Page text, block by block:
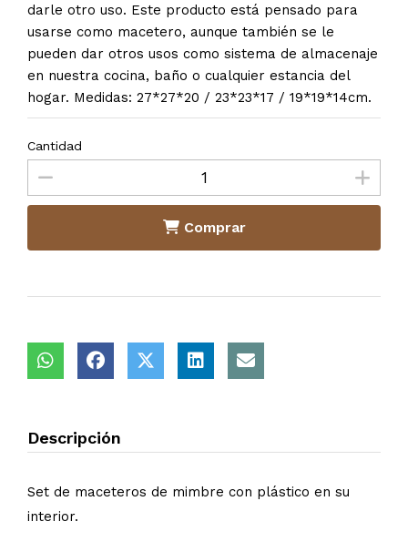
darle otro uso. Este producto está pensado para
usarse como macetero, aunque también se le
pueden dar otros usos como sistema de almacenaje
en nuestra cocina, baño o cualquier estancia del
hogar. Medidas: 27*27*20 / 23*23*17 / 19*19*14cm.
Cantidad
Comprar
Descripción
Set de maceteros de mimbre con plástico en su
interior.